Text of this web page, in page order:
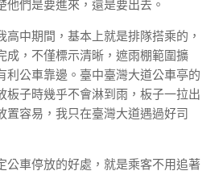
他們是要進來，還是要出去。
高中期間，基本上就是排隊搭乘的，
成，不僅標示清晰，遮雨棚範圍擴
利公車靠邊。臺中臺灣大道公車亭的
板子時幾乎不會淋到雨，板子一拉出
置容易，我只在臺灣大道遇過好司
公車停放的好處，就是乘客不用追著